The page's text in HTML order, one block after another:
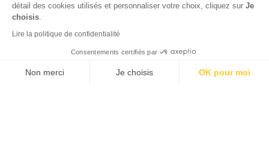
© 2026 ORSYS
Mentions légales
détail des cookies utilisés et personnaliser votre choix, cliquez sur Je
choisis
Lire la politique de confidentialité
Consentements certifiés par
Non merci Je choisis OK pour moi